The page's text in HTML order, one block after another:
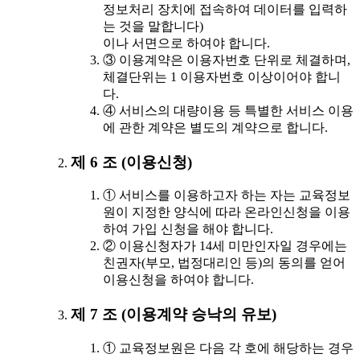
정보처리 장치에 접속하여 데이터를 입력하
는 것을 말합니다)
이나 서면으로 하여야 합니다.
③ 이용계약은 이용자번호 단위로 체결하며,
체결단위는 1 이용자번호 이상이어야 합니
다.
④ 서비스의 대량이용 등 특별한 서비스 이용
에 관한 계약은 별도의 계약으로 합니다.
제 6 조 (이용신청)
① 서비스를 이용하고자 하는 자는 교육정보
원이 지정한 양식에 따라 온라인신청을 이용
하여 가입 신청을 해야 합니다.
② 이용신청자가 14세 미만인자일 경우에는
친권자(부모, 법정대리인 등)의 동의를 얻어
이용신청을 하여야 합니다.
제 7 조 (이용계약 승낙의 유보)
① 교육정보원은 다음 각 호에 해당하는 경우